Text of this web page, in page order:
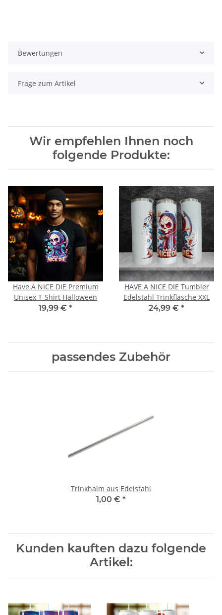
Bewertungen
Frage zum Artikel
Wir empfehlen Ihnen noch
folgende Produkte:
Have A NICE DIE Premium
Unisex T-Shirt Halloween
19,99 € *
HAVE A NICE DIE Tumbler
Edelstahl Trinkflasche XXL
24,99 € *
passendes Zubehör
Trinkhalm aus Edelstahl
1,00 € *
Kunden kauften dazu folgende
Artikel: